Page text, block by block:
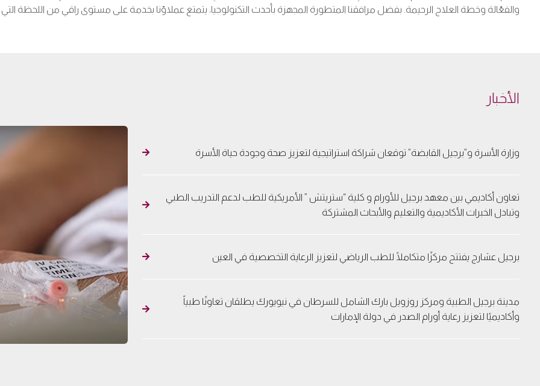
والفعّالة وخطة العلاج الرحيمة. بفضل مرافقنا المتطورة المجهزة بأحدث التكنولوجيا، يتمتع عملاؤنا بخدمة على مستوى راقي من اللحظة التي
الأخبار
وزارة الأسرة و”برجيل القابضة” توقعان شراكة استراتيجية لتعزيز صحة وجودة حياة الأسرة
تعاون أكاديمي بين معهد برجيل للأورام و كلية “ستريتش ” الأمريكية للطب لدعم التدريب الطبي
وتبادل الخبرات الأكاديمية والتعليم والأبحاث المشتركة
برجيل عشارج يفتتح مركزًا متكاملًا للطب الرياضي لتعزيز الرعاية التخصصية في العين
مدينة برجيل الطبية ومركز روزويل بارك الشامل للسرطان في نيويورك يطلقان تعاونًا طبياً
وأكاديميًا لتعزيز رعاية أورام الصدر في دولة الإمارات